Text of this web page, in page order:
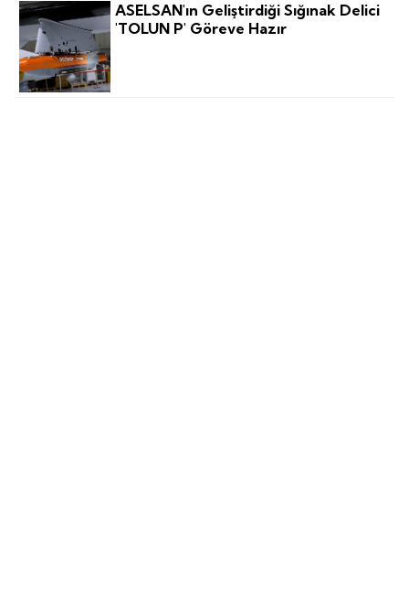
ASELSAN'ın Geliştirdiği Sığınak Delici
'TOLUN P' Göreve Hazır